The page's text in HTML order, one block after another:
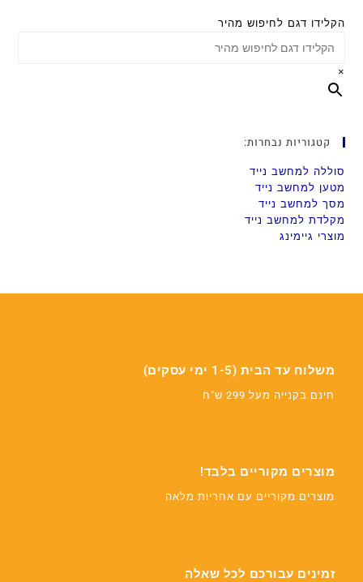
הקלידו דגם לחיפוש מהיר
×
קטגוריות נבחרות:
סוללה למחשב נייד
מטען למחשב נייד
מסך למחשב נייד
מקלדת למחשב נייד
מוצרי גיימינג
משלוח עד הבית (1-5 ימי עסקים)
חינם בקנייה מעל 299 ש"ח
מוצרים מקוריים בלבד!
מוצרים מקוריים עם אחריות מלאה
זמינים עבורכם לכל שאלה